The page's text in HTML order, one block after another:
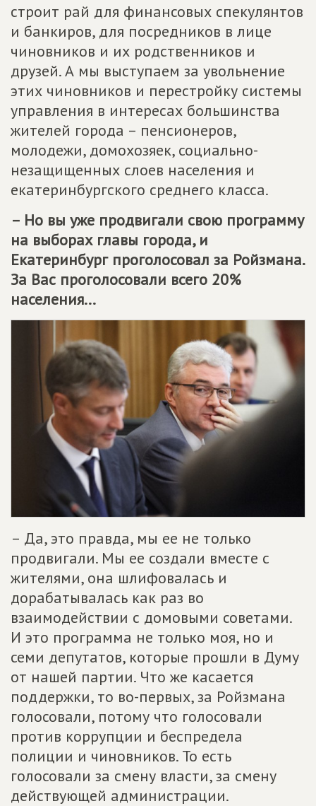
строит рай для финансовых спекулянтов
и банкиров, для посредников в лице
чиновников и их родственников и
друзей. А мы выступаем за увольнение
этих чиновников и перестройку системы
управления в интересах большинства
жителей города – пенсионеров,
молодежи, домохозяек, социально-
незащищенных слоев населения и
екатеринбургского среднего класса.
– Но вы уже продвигали свою программу
на выборах главы города, и
Екатеринбург проголосовал за Ройзмана.
За Вас проголосовали всего 20%
населения...
– Да, это правда, мы ее не только
продвигали. Мы ее создали вместе с
жителями, она шлифовалась и
дорабатывалась как раз во
взаимодействии с домовыми советами.
И это программа не только моя, но и
семи депутатов, которые прошли в Думу
от нашей партии. Что же касается
поддержки, то во-первых, за Ройзмана
голосовали, потому что голосовали
против коррупции и беспредела
полиции и чиновников. То есть
голосовали за смену власти, за смену
действующей администрации.